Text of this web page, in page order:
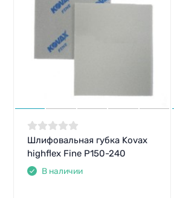
Шлифовальная губка Kovax
highflex Fine P150-240
В наличии